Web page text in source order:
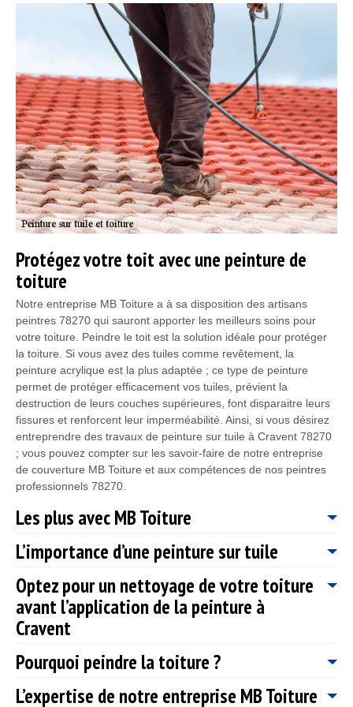
Protégez votre toit avec une peinture de
toiture
Notre entreprise MB Toiture a à sa disposition des artisans
peintres 78270 qui sauront apporter les meilleurs soins pour
votre toiture. Peindre le toit est la solution idéale pour protéger
la toiture. Si vous avez des tuiles comme revêtement, la
peinture acrylique est la plus adaptée ; ce type de peinture
permet de protéger efficacement vos tuiles, prévient la
destruction de leurs couches supérieures, font disparaitre leurs
fissures et renforcent leur imperméabilité. Ainsi, si vous désirez
entreprendre des travaux de peinture sur tuile à Cravent 78270
; vous pouvez compter sur les savoir-faire de notre entreprise
de couverture MB Toiture et aux compétences de nos peintres
professionnels 78270.
Les plus avec MB Toiture
Disposant de plusieurs années d’expérience dans le domaine,
peintre 78270 dynamique et sérieuse qui est capable de vous
réaliser un travail bien soigné et aux normes en travaux de
peinture sur tuile. Vous bénéficierez de solution adaptée à votre
besoin, de conseil personnalisé pour l’élaboration de votre
maîtrisent à la perfection leur travail ; en faisant appel à notre
travaux de qualité à prix défiant toutes concurrences.
L’importance d’une peinture sur tuile
Pour offrir une nouvelle apparence à votre toiture, effectuer une
peinture sur tuile est la solution idéale. Comme la peinture sur
tuile apporte une touche d’esthétisme et apporte également une
bonne valeur ajoutée pour votre couverture et pour votre
habitation. La peinture de toiture à également comme rôle de
renforcer et à améliorer l’efficacité de votre couverture en
notre entreprise MB Toiture pour effectuer cette intervention. De
Optez pour un nettoyage de votre toiture
avant l’application de la peinture à
Cravent
Comme toujours, la peinture sur toiture doit être réalisée sur
débarrasser des mousses et des débris végétaux. Les traces
Pourquoi peindre la toiture ?
Peindre le toit est une intervention à ne pas négliger car la
L’expertise de notre entreprise MB Toiture